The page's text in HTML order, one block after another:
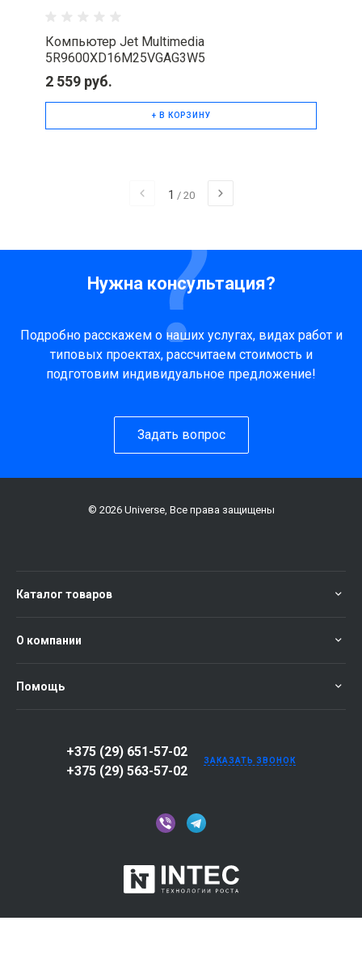
Компьютер Jet Multimedia
5R9600XD16M25VGAG3W5
2 559 руб.
+ В КОРЗИНУ
1 / 20
Нужна консультация?
Подробно расскажем о наших услугах, видах работ и
типовых проектах, рассчитаем стоимость и
подготовим индивидуальное предложение!
Задать вопрос
© 2026 Universe, Все права защищены
Каталог товаров
О компании
Помощь
+375 (29) 651-57-02
+375 (29) 563-57-02
ЗАКАЗАТЬ ЗВОНОК